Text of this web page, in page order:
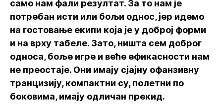
само нам фали резултат. За то нам је
потребан исти или бољи однос, јер идемо
на гостовање екипи која је у доброј форми
и на врху табеле. Зато, ништа сем доброг
односа, боље игре и веће ефикасности нам
не преостаје. Они имају сјајну офанзивну
транцизију, компактни су, полетни по
боковима, имају одличан прекид.